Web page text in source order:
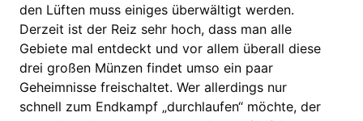
den Lüften muss einiges überwältigt werden.
Derzeit ist der Reiz sehr hoch, dass man alle
Gebiete mal entdeckt und vor allem überall diese
drei großen Münzen findet umso ein paar
Geheimnisse freischaltet. Wer allerdings nur
schnell zum Endkampf „durchlaufen“ möchte, der